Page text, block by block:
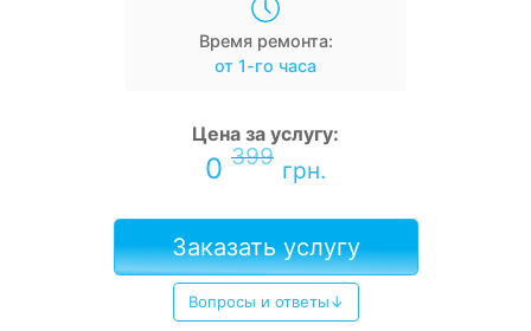
Время ремонта:
от 1-го часа
Цена за услугу:
0 399 грн.
Заказать услугу
Вопросы и ответы↓